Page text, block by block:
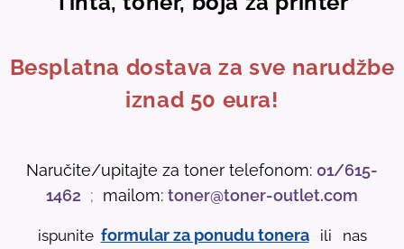
Besplatna dostava za sve narudžbe
iznad 50 eura!
Naručite/upitajte za toner telefonom: 01/615-
1462 ; mailom: toner@toner-outlet.com
ispunite formular za ponudu tonera
ili nas